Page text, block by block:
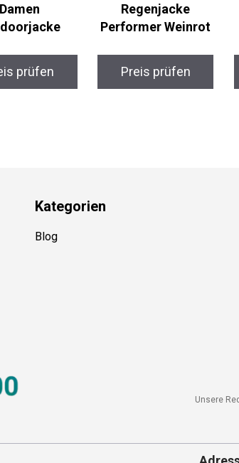
Damen
prüfen
Regenjacke
Performer Weinrot
Preis prüfen
Kategorien
Blog
Unsere